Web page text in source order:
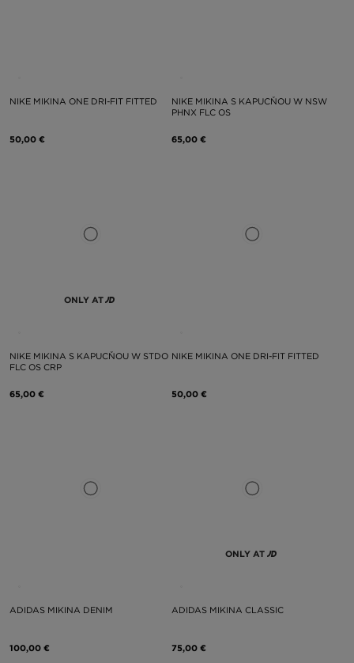
NIKE MIKINA ONE DRI-FIT FITTED
50,00 €
NIKE MIKINA S KAPUCŇOU W NSW
PHNX FLC OS
65,00 €
ONLY AT
NIKE MIKINA S KAPUCŇOU W STDO
FLC OS CRP
65,00 €
NIKE MIKINA ONE DRI-FIT FITTED
50,00 €
ADIDAS MIKINA DENIM
100,00 €
ONLY AT
ADIDAS MIKINA CLASSIC
75,00 €